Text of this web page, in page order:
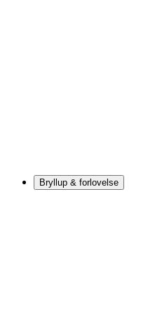
Bryllup & forlovelse